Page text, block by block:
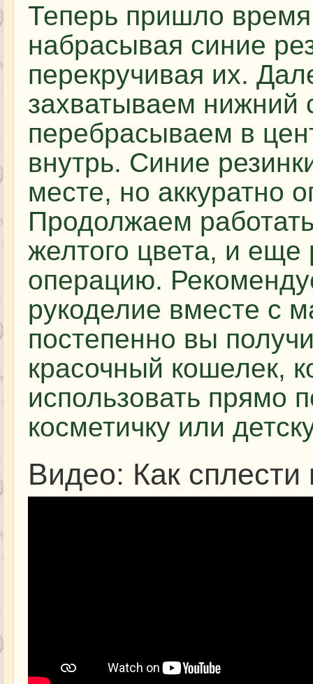
Теперь пришло
набрасывая синие
перекручивая их.
захватываем нижний
перебрасываем в
внутрь. Синие
месте, но аккуратно
Продолжаем
желтого цвета, и
операцию.
рукоделие вместе с
постепенно вы
красочный кошелек,
использовать прямо
косметичку или
Видео: Как сплести